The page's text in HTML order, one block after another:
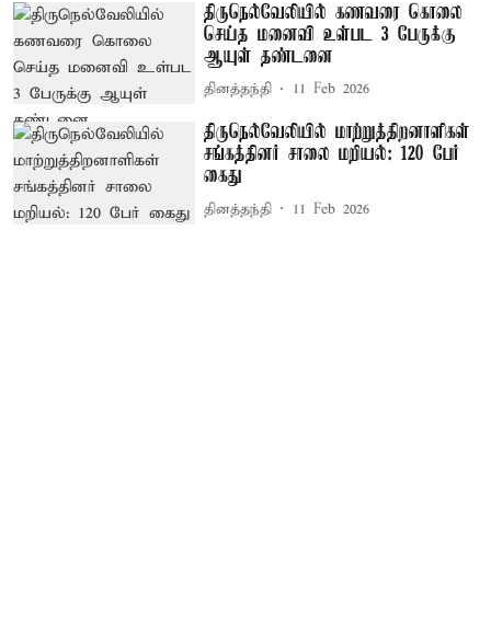
திருநெல்வேலியில் கணவரை கொலை
செய்த மனைவி உள்பட 3 பேருக்கு
ஆயுள் தண்டனை
தினத்தந்தி 11 Feb 2026
திருநெல்வேலியில் மாற்றுத்திறனாளிகள்
சங்கத்தினர் சாலை மறியல்: 120 பேர்
கைது
தினத்தந்தி 11 Feb 2026